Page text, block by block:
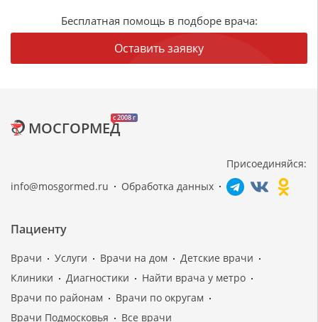
Бесплатная помощь в подборе врача:
Оставить заявку
c 2008 г
МОСГОРМЕД
info@mosgormed.ru Обработка данных
Присоединяйся:
Пациенту
Врачи Услуги Врачи на дом
Детские врачи
Клиники
Диагностики
Найти врача у метро
Врачи по районам
Врачи по округам
Врачи Подмосковья
Все врачи